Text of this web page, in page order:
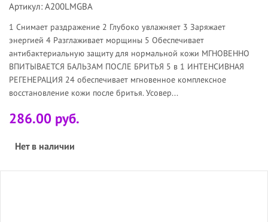
Артикул: A200LMGBA
1 Снимает раздражение 2 Глубоко увлажняет 3 Заряжает
энергией 4 Разглаживает морщины 5 Обеспечивает
антибактериальную защиту для нормальной кожи МГНОВЕННО
ВПИТЫВАЕТСЯ БАЛЬЗАМ ПОСЛЕ БРИТЬЯ 5 в 1 ИНТЕНСИВНАЯ
РЕГЕНЕРАЦИЯ 24 обеспечивает мгновенное комплексное
восстановление кожи после бритья. Усовер...
286.00 руб.
Нет в наличии